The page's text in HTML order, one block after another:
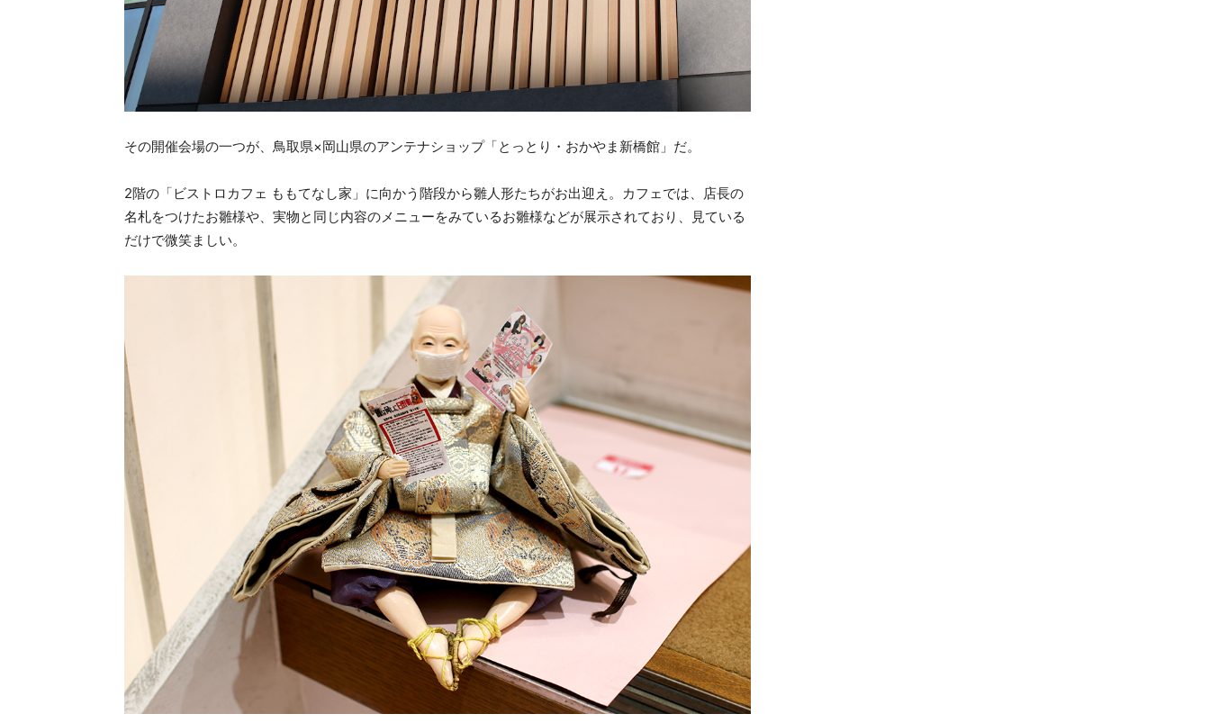
その開催会場の一つが、鳥取県×岡山県のアンテナショップ「とっとり・おかやま新橋館」だ。
2階の「ビストロカフェ ももてなし家」に向かう階段から雛人形たちがお出迎え。カフェでは、店長の
名札をつけたお雛様や、実物と同じ内容のメニューをみているお雛様などが展示されており、見ている
だけで微笑ましい。